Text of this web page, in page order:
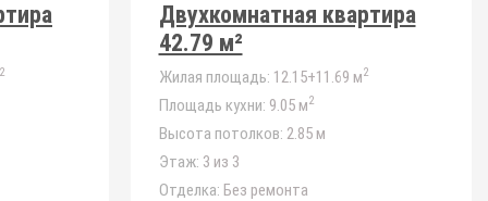
2
Двухкомнатная квартира
42.79 м²
Жилая площадь: 12.15+11.69 м2
Площадь кухни: 9.05 м2
Высота потолков: 2.85 м
Этаж: 3 из 3
Отделка: Без ремонта